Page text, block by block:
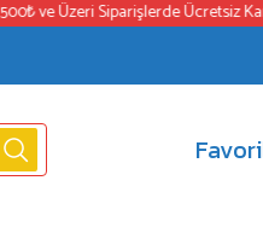
ve Üzeri Siparişlerde Ücretsiz